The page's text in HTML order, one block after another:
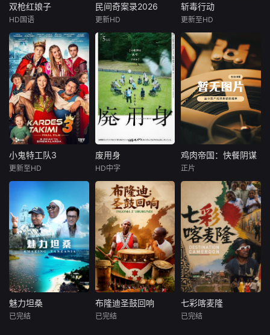
幽默，以寓教于乐
的方式传
怪幻象阻碍，却坚
信这是藏在迷信后
向封建传统宣战，
敢于
怪幻象阻碍，却坚
信这是藏在迷信后
向封建传统宣战，
敢于
双枪红娘子
王品一
1938年，高胜
男新婚之日，丈夫
被日军残害，父辈
亦遭屠戮。她举枪
聚义，屡袭敌寇威
震四方，后得八路
军指点决心投身革
命。日军欲诱杀高
胜男，她孤身赴战
舍命换乡亲周全。
军突袭而至全歼敌
寇，
双枪红娘子
HD国语
民间奇案录2026
盛少
患有妄想症的警察
张天盛遇上一起离
奇的神像杀人事
件，勘案过程中，
牵引出“婴胎报
仇”，“娘娘索命”等
张天盛虽被种种诡
怪幻象阻碍，却坚
信这是藏在迷信后
向封建传统宣战，
敢于破除
民间奇案录2026
更新HD
斩毒行动
姜超
于荣光石兆琪对决
斩毒行动
更新至HD
小鬼特工队3
Kasabalı
讲述了阿斯勒和塞
尔坎在休产假期间
接到紧急电话，被
迫穿越时空，带着
孩子们踏上迄今为
止最具挑战性的任
务。
小鬼特工队3
更新至HD
废用身
北村有起哉
泷内公美
本作描绘了一
名医生，因一种围
绕“废用身”——因
瘫痪等原因已无恢
复可能的四肢——
的治疗方法，而一
步步踏入在追求理
想的理性与疯狂之
间摇摆的危险领
废用身
HD中字
鸡肉帝国：快餐阴谋
暂无内容
鸡肉帝国：快餐阴谋
正片
魅力坦桑
魅力坦桑
已完结
布隆迪圣鼓回响
布隆迪圣鼓回响
已完结
七彩喀麦隆
七彩喀麦隆
已完结